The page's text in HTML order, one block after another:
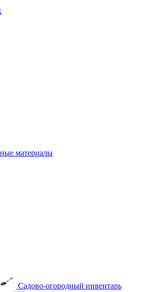
материалы
Садово-огородный инвентарь